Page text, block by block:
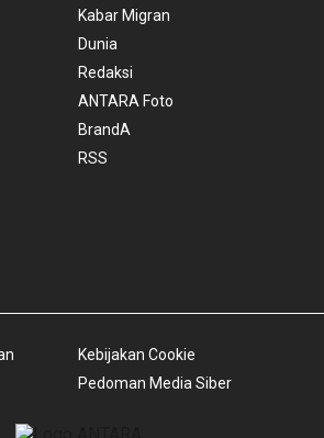
Kabar Migran
Dunia
Redaksi
ANTARA Foto
BrandA
RSS
Kebijakan Cookie
Pedoman Media Siber